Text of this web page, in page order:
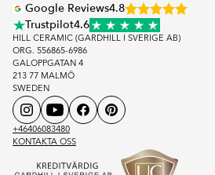
Google Reviews4.8
Trustpilot4.6
HILL CERAMIC (GARDHILL I SVERIGE AB)
ORG. 556865-6986
GALOPPGATAN 4
213 77 MALMÖ
SWEDEN
+46406083480
KONTAKTA OSS